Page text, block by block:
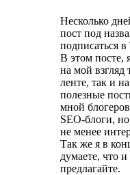
Несколько
пост под
подписаться в
В этом посте,
на мой
ленте, так и
полезные
мной
SEO-блоги,
не менее
Так же я в
думаете, что
предлагайте.